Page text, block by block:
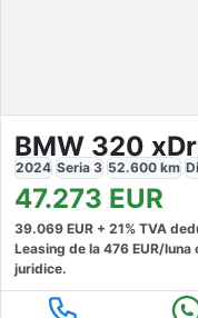
BMW 320
2024 Seria 3 52.600 km
47.273 EUR
39.069 EUR + 21% TVA
Leasing de la 476 EUR/luna
juridice.